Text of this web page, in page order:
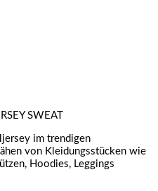
SWEAT
im trendigen
von Kleidungsstücken wie
Hoodies, Leggings